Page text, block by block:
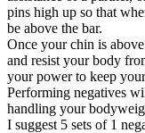
pins high up so that
be above the bar.
Once your chin is
and resist your body
your power to keep
Performing negatives
handling your
I suggest 5 sets of 1